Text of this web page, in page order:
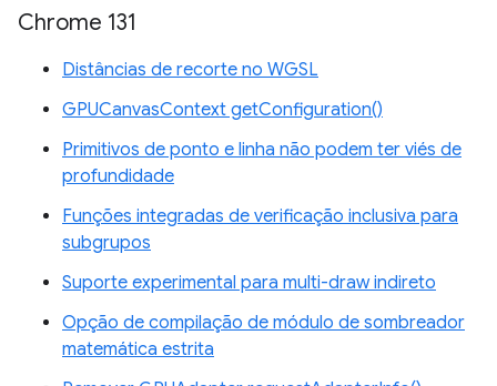
Chrome 131
Distâncias de recorte no WGSL
GPUCanvasContext getConfiguration()
Primitivos de ponto e linha não podem ter viés de
profundidade
Funções integradas de verificação inclusiva para
subgrupos
Suporte experimental para multi-draw indireto
Opção de compilação de módulo de sombreador
matemática estrita